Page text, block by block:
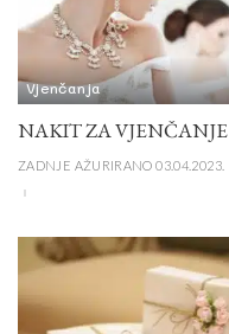
Vjenčanja
NAKIT ZA VJENČANJE
ZADNJE AŽURIRANO 03.04.2023.